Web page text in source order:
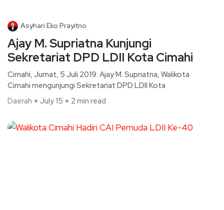
Asyhari Eko Prayitno
Ajay M. Supriatna Kunjungi
Sekretariat DPD LDII Kota Cimahi
Cimahi, Jumat, 5 Juli 2019. Ajay M. Supriatna, Walikota
Cimahi mengunjungi Sekretariat DPD LDII Kota
Daerah
July 15 2 min read